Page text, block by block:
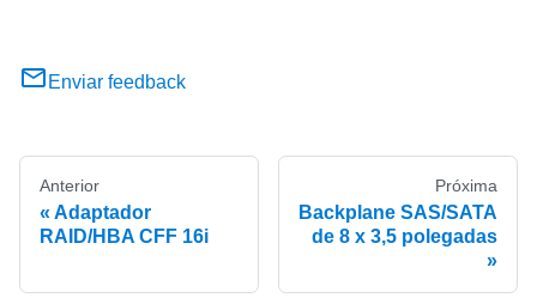
Enviar feedback
Anterior
Adaptador
RAID/HBA CFF 16i
Próxima
Backplane SAS/SATA
de 8 x 3,5 polegadas